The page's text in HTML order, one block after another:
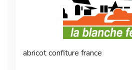
abricot confiture france